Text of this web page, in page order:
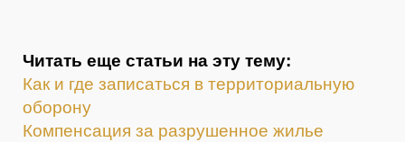
Читать еще статьи на эту тему:
Как и где записаться в территориальную
оборону
Компенсация за разрушенное жилье